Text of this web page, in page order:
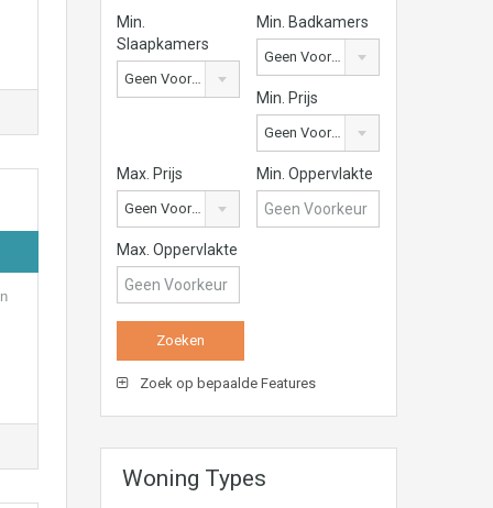
Min.
Slaapkamers
Geen Voorkeur
Min. Badkamers
Geen Voorkeur
Min. Prijs
Geen Voorkeur
Max. Prijs
Geen Voorkeur
Min. Oppervlakte
Max. Oppervlakte
Zoek op bepaalde Features
Woning Types